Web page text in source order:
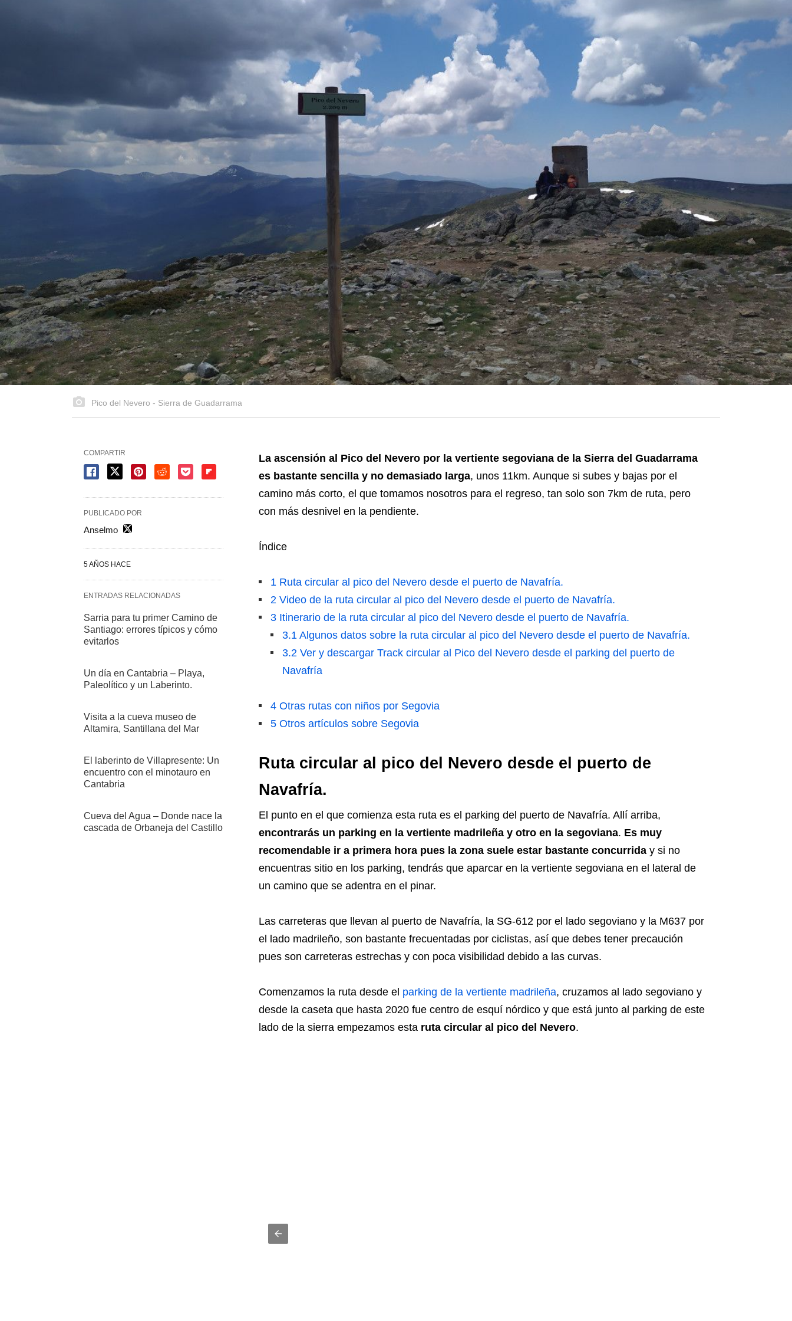
Pico del Nevero - Sierra de Guadarrama
La ascensión al Pico del Nevero por la vertiente segoviana de la Sierra del Guadarrama
es bastante sencilla y no demasiado larga, unos 11km. Aunque si subes y bajas por el
camino más corto, el que tomamos nosotros para el regreso, tan solo son 7km de ruta, pero
con más desnivel en la pendiente.
Índice
1Ruta circular al pico del Nevero desde el puerto de Navafría.
2Video de la ruta circular al pico del Nevero desde el puerto de Navafría.
3Itinerario de la ruta circular al pico del Nevero desde el puerto de Navafría.
3.1Algunos datos sobre la ruta circular al pico del Nevero desde el puerto de Navafría.
3.2Ver y descargar Track circular al Pico del Nevero desde el parking del puerto de
Navafría
4Otras rutas con niños por Segovia
5Otros artículos sobre Segovia
Ruta circular al pico del Nevero desde el puerto de
Navafría.
El punto en el que comienza esta ruta es el parking del puerto de Navafría. Allí arriba,
encontrarás un parking en la vertiente madrileña y otro en la segoviana. Es muy
recomendable ir a primera hora pues la zona suele estar bastante concurriday si no
encuentras sitio en los parking, tendrás que aparcar en la vertiente segoviana en el lateral de
un camino que se adentra en el pinar.
Las carreteras que llevan al puerto de Navafría, la SG-612 por el lado segoviano y la M637 por
el lado madrileño, son bastante frecuentadas por ciclistas, así que debes tener precaución
pues son carreteras estrechas y con poca visibilidad debido a las curvas.
Comenzamos la ruta desde el parking de la vertiente madrileña, cruzamos al lado segoviano y
desde la caseta que hasta 2020 fue centro de esquí nórdico y que está junto al parking de este
lado de la sierra empezamos esta ruta circular al pico del Nevero.
COMPARTIR
PUBLICADO POR
Anselmo
5 AÑOS HACE
ENTRADAS RELACIONADAS
Sarria para tu primer Camino de
Santiago: errores típicos y cómo
evitarlos
Un día en Cantabria – Playa,
Paleolítico y un Laberinto.
Visita a la cueva museo de
Altamira, Santillana del Mar
El laberinto de Villapresente: Un
encuentro con el minotauro en
Cantabria
Cueva del Agua – Donde nace la
cascada de Orbaneja del Castillo